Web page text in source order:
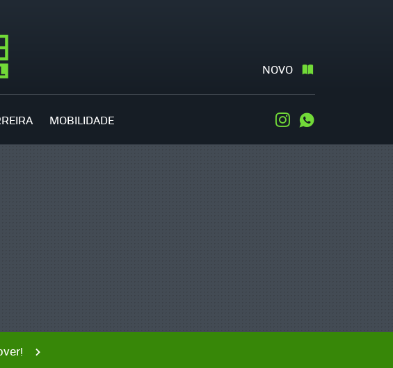
NOVO
MOBILIDADE Instagram